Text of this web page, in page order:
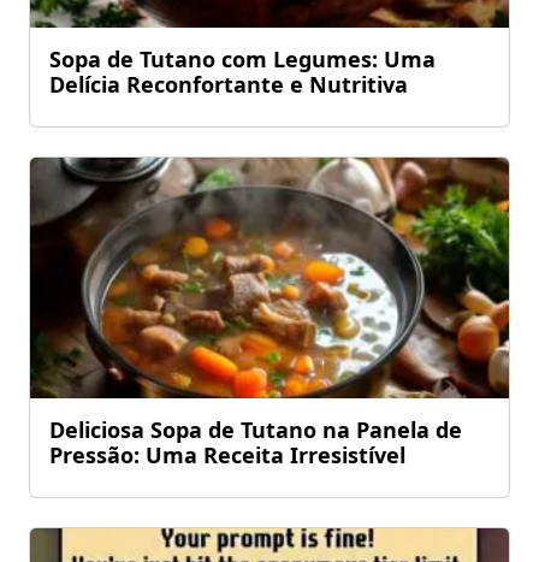
Sopa de Tutano com Legumes: Uma
Delícia Reconfortante e Nutritiva
Deliciosa Sopa de Tutano na Panela de
Pressão: Uma Receita Irresistível